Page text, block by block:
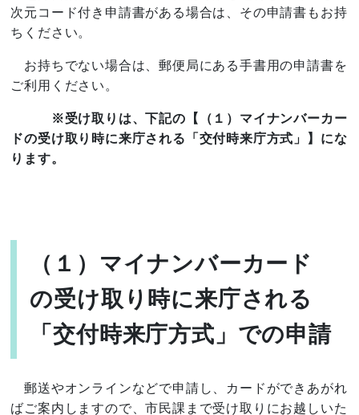
次元コード付き申請書がある場合は、その申請書もお持
ちください。
お持ちでない場合は、郵便局にある手書用の申請書を
ご利用ください。
※受け取りは、下記の【（１）マイナンバーカー
ドの受け取り時に来庁される「交付時来庁方式」】にな
ります。
（１）マイナンバーカード
の受け取り時に来庁される
「交付時来庁方式」での申請
郵送やオンラインなどで申請し、カードができあがれ
ばご案内しますので、市民課まで受け取りにお越しいた